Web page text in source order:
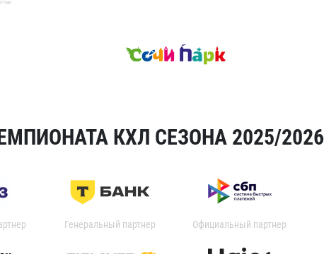
КХЛ СЕЗОНА 2025/2026
Генеральный партнер Официальный партнер